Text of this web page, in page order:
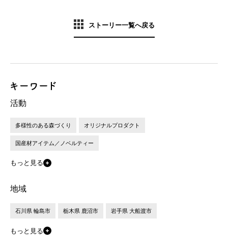
ストーリー一覧へ戻る
活動
多様性のある森づくり オリジナルプロダクト
国産材アイテム／ノベルティー
もっと見る
地域
石川県 輪島市 栃木県 鹿沼市 岩手県 大船渡市
もっと見る